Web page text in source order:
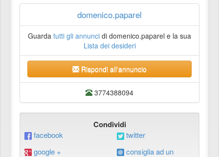
domenico.paparel
Guarda tutti gli annunci di domenico.paparel e la sua
Lista dei desideri
Rispondi all'annuncio
3774388094
Condividi
facebook
twitter
google +
consiglia ad un